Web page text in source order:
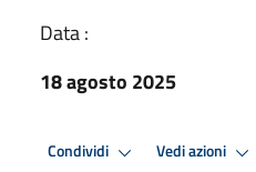
Data :
18 agosto 2025
Condividi Vedi azioni